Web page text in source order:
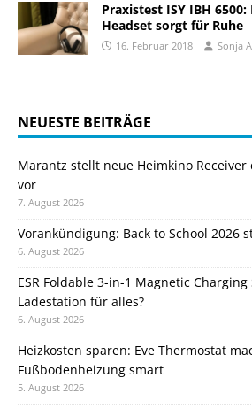
Praxistest ISY IBH
Headset sorgt für Ruhe
16. Februar 2018 Sonja
NEUESTE BEITRÄGE
Marantz stellt neue Heimkino Receiver
vor
7. August 2026
Vorankündigung: Back to School 2026
6. August 2026
ESR Foldable 3-in-1 Magnetic
Ladestation für alles?
6. August 2026
Heizkosten sparen: Eve Thermostat
Fußbodenheizung smart
5. August 2026